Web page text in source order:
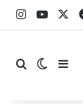
فيسبوك
إضافة عمود
الوضع